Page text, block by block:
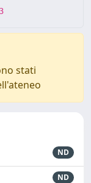
stati
ND
ND